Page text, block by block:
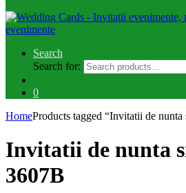
Search
Search for:
0
HomeProducts tagged “Invitatii de
Invitatii de nunta
3607B